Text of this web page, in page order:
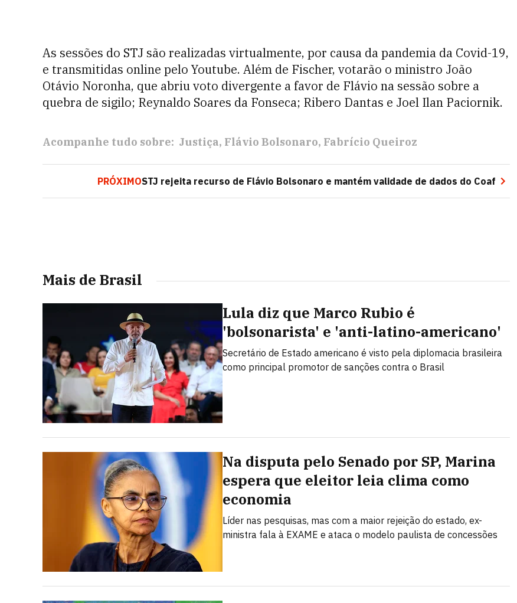
As sessões do STJ são realizadas virtualmente, por causa da pandemia da Covid-19,
e transmitidas online pelo Youtube. Além de Fischer, votarão o ministro João
Otávio Noronha, que abriu voto divergente a favor de Flávio na sessão sobre a
quebra de sigilo; Reynaldo Soares da Fonseca; Ribero Dantas e Joel Ilan Paciornik.
Acompanhe tudo sobre: Justiça Flávio Bolsonaro Fabrício Queiroz
PRÓXIMOSTJ rejeita recurso de Flávio Bolsonaro e mantém validade de dados do Coaf
Mais de Brasil
Lula diz que Marco Rubio é
'bolsonarista' e 'anti-latino-americano'
Secretário de Estado americano é visto pela diplomacia brasileira
como principal promotor de sanções contra o Brasil
Na disputa pelo Senado por SP, Marina
espera que eleitor leia clima como
economia
Líder nas pesquisas, mas com a maior rejeição do estado, ex-
ministra fala à EXAME e ataca o modelo paulista de concessões